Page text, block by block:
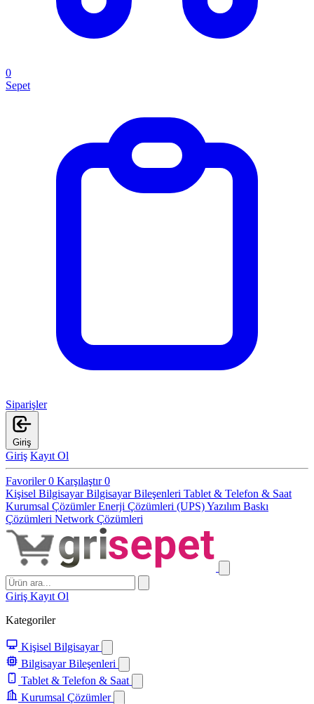
0
Sepet
Siparişler
Giriş
Giriş Kayıt Ol
Favoriler0 Karşılaştır0
Kişisel BilgisayarBilgisayar Bileşenleri Tablet & Telefon & Saat
Kurumsal ÇözümlerEnerji Çözümleri (UPS)Yazılım Baskı
Çözümleri Network Çözümleri
Giriş Kayıt Ol
Kategoriler
Kişisel Bilgisayar
Bilgisayar Bileşenleri
Tablet & Telefon & Saat
Kurumsal Çözümler